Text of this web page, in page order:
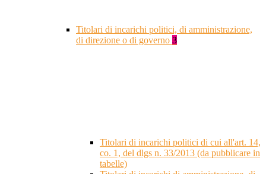
Titolari di incarichi politici, di amministrazione,
di direzione o di governo 3
Titolari di incarichi politici di cui all'art. 14,
co. 1, del dlgs n. 33/2013 (da pubblicare in
tabelle)